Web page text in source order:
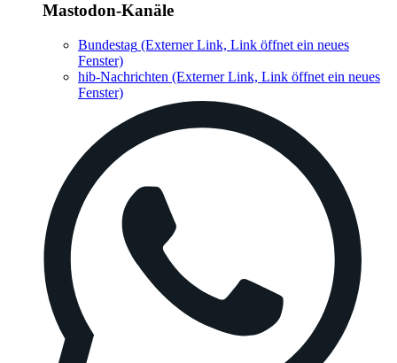
Mastodon-Kanäle
Bundestag (Externer Link, Link öffnet ein neues
Fenster)
hib-Nachrichten (Externer Link, Link öffnet ein neues
Fenster)